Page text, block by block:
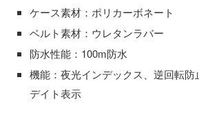
ケース素材：ポリカーボネート
ベルト素材：ウレタンラバー
防水性能：100m防水
機能：夜光インデックス、逆回転防
デイト表示